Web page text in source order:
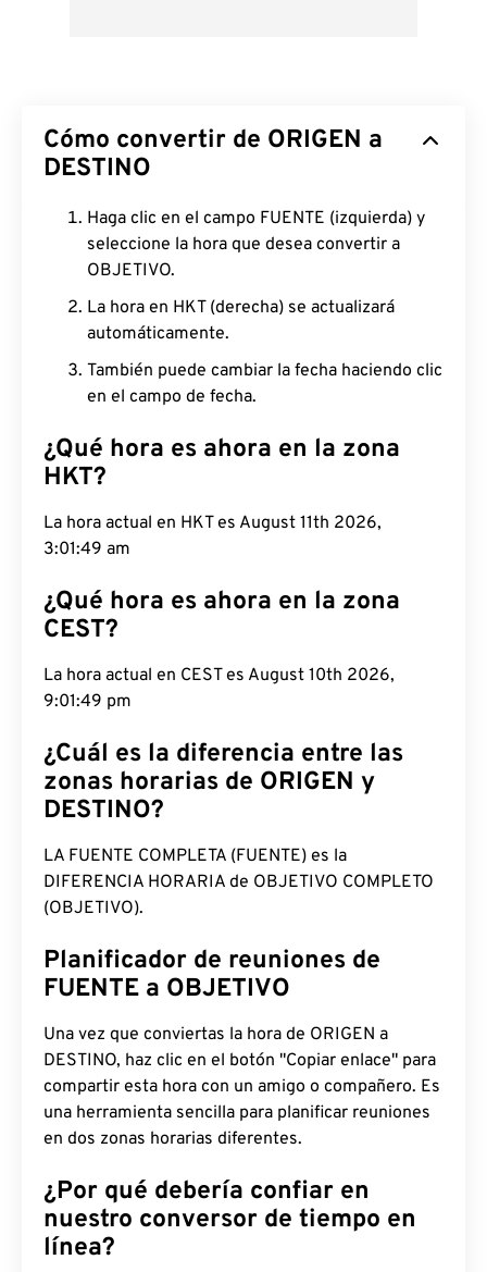
Cómo convertir de ORIGEN a
DESTINO
Haga clic en el campo FUENTE (izquierda) y
seleccione la hora que desea convertir a
OBJETIVO.
La hora en HKT (derecha) se actualizará
automáticamente.
También puede cambiar la fecha haciendo clic
en el campo de fecha.
¿Qué hora es ahora en la zona
HKT?
La hora actual en HKT es August 11th 2026,
3:01:50 am
¿Qué hora es ahora en la zona
CEST?
La hora actual en CEST es August 10th 2026,
9:01:50 pm
¿Cuál es la diferencia entre las
zonas horarias de ORIGEN y
DESTINO?
LA FUENTE COMPLETA (FUENTE) es la
DIFERENCIA HORARIA de OBJETIVO COMPLETO
(OBJETIVO).
Planificador de reuniones de
FUENTE a OBJETIVO
Una vez que conviertas la hora de ORIGEN a
DESTINO, haz clic en el botón "Copiar enlace" para
compartir esta hora con un amigo o compañero. Es
una herramienta sencilla para planificar reuniones
en dos zonas horarias diferentes.
¿Por qué debería confiar en
nuestro conversor de tiempo en
línea?